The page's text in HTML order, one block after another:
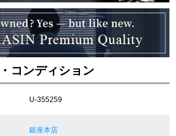
ミアムクオリティについて
流れ
コンディション
U-355259
銀座本店